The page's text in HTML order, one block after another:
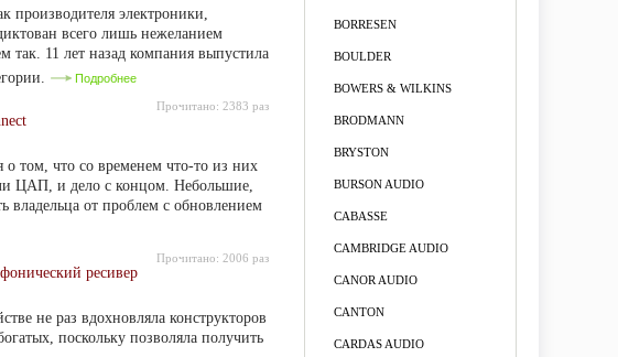
производителя электроники,
всего лишь нежеланием
так. 11 лет назад компания выпустила
Подробнее
Прочитано: 2383 раз
том, что со временем что-то из них
ЦАП, и дело с концом. Небольшие,
владельца от проблем с обновлением
Прочитано: 2006 раз
ресивер
не раз вдохновляла конструкторов
поскольку позволяла получить
BORRESEN
BOULDER
BOWERS & WILKINS
BRODMANN
BRYSTON
BURSON AUDIO
CABASSE
CAMBRIDGE AUDIO
CANOR AUDIO
CANTON
CARDAS AUDIO